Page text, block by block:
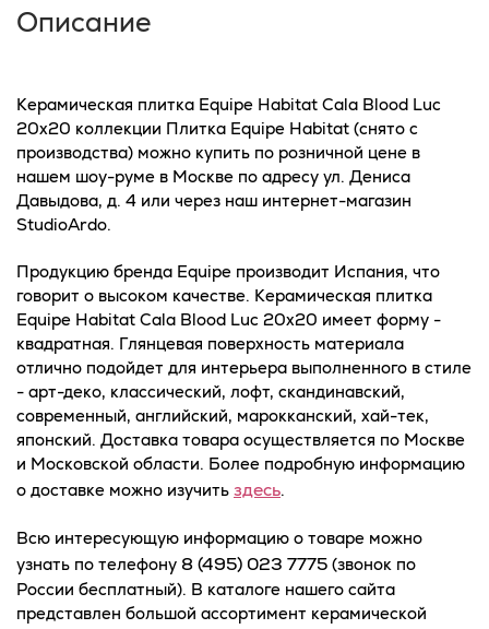
Описание
Керамическая плитка Equipe Habitat Cala Blood Luc
20x20 коллекции Плитка Equipe Habitat (снято с
производства) можно купить по розничной цене в
нашем шоу-руме в Москве по адресу ул. Дениса
Давыдова, д. 4 или через наш интернет-магазин
StudioArdo.
Продукцию бренда Equipe производит Испания, что
говорит о высоком качестве. Керамическая плитка
Equipe Habitat Cala Blood Luc 20x20 имеет форму -
квадратная. Глянцевая поверхность материала
отлично подойдет для интерьера выполненного в стиле
- арт-деко, классический, лофт, скандинавский,
современный, английский, марокканский, хай-тек,
японский. Доставка товара осуществляется по Москве
и Московской области. Более подробную информацию
о доставке можно изучить здесь.
Всю интересующую информацию о товаре можно
узнать по телефону 8 (495) 023 7775 (звонок по
России бесплатный). В каталоге нашего сайта
представлен большой ассортимент керамической